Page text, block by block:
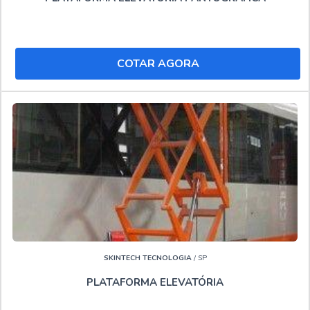
elevatória Brasilândia, deve-se ter a exatidão em orçar
com empresas que prezam por produtos e serviços que
tenham ótima qualidade e excelente custo-benefício,
comprometimento da empresa com seus clientes.
Ainda tratando-se de Locadora de plataforma elevatória
Brasilândia, deve-se descartar empresas que não tenham
produtos e serviços com ótima qualidade e personalização
para cada necessidade, detalhes primordiais que são
deixados de lado por muitas empresas que não focam na
fidelização do cliente.
SOLUÇÕES INDUSTRIAIS, SUA OPÇÃO PARA
LOCADORA DE PLATAFORMA ELEVATÓRIA
COTAR AGORA
SKINTECH TECNOLOGIA/ SP
PLATAFORMA ELEVATÓRIA